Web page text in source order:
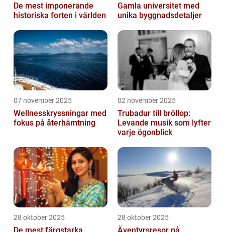
De mest imponerande
historiska forten i världen
Gamla universitet med
unika byggnadsdetaljer
07 november 2025
Wellnesskryssningar med
fokus på återhämtning
02 november 2025
Trubadur till bröllop:
Levande musik som lyfter
varje ögonblick
28 oktober 2025 28 oktober 2025